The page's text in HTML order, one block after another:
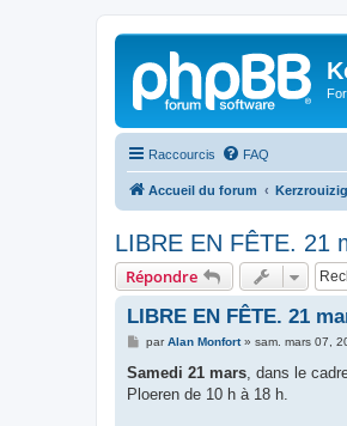
Raccourcis FAQ
Accueil du forum
LIBRE EN FÊTE. 21
Répondre
LIBRE EN FÊTE. 21
M
s
a
parAlan Monfort» sam. mars 07,
Samedi 21 mars , dans le
Ploeren de 10 h à 18 h.